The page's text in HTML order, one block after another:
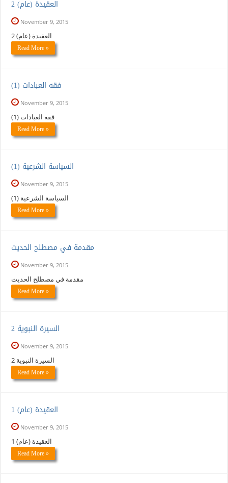
العقيدة (عام) 2
November 9, 2015
العقيدة (عام) 2
Read More »
(فقه العبادات (1
November 9, 2015
(فقه العبادات (1
Read More »
(السياسة الشرعية (1
November 9, 2015
(السياسة الشرعية (1
Read More »
مقدمة في مصطلح الحديث
November 9, 2015
مقدمة في مصطلح الحديث
Read More »
السيرة النبوية 2
November 9, 2015
السيرة النبوية 2
Read More »
العقيدة (عام) 1
November 9, 2015
العقيدة (عام) 1
Read More »